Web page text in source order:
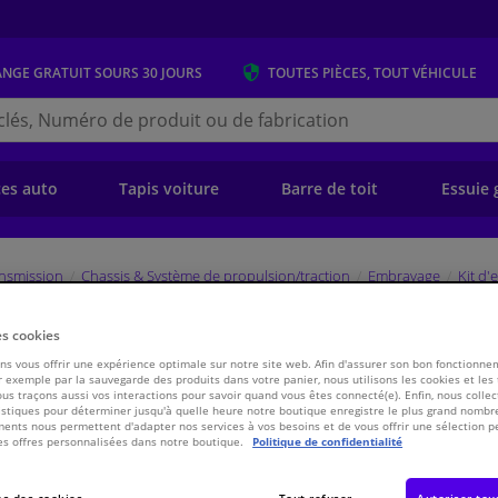
GRATUITSOURS 30 JOURS TOUTES PIÈCES, TOUT VÉHICULE
auto Tapis voiture Barre de toit Essuie
Chassis & Système de propulsion/traction Embrayage Kit
Valeo
€ 333,69
cookies
vous offrir une expérience optimale sur notre site web. Afin d'assurer son bon
exemple par la sauvegarde des produits dans votre panier, nous utilisons les cookies et les
traçons aussi vos interactions pour savoir quand vous êtes connecté(e). Enfin, nous
pour déterminer jusqu'à quelle heure notre boutique enregistre le plus grand
nous permettent d'adapter nos services à vos besoins et de vous offrir une sélection
offres personnalisées dans notre boutique.
Politique de confidentialité